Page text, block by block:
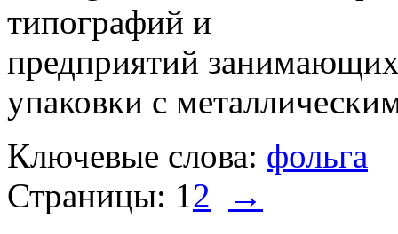
типографий и
предприятий
упаковки с
Ключевые слова: фольга
Страницы: 12
→